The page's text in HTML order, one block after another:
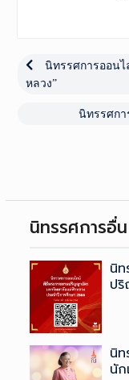
นำทาง
เรื่อง
Previous
post:
นิทรรศการออน
หลวง”
Next
นิทรรศกา
นิทรรศการอื่
นิท
ป
นิ
นัก